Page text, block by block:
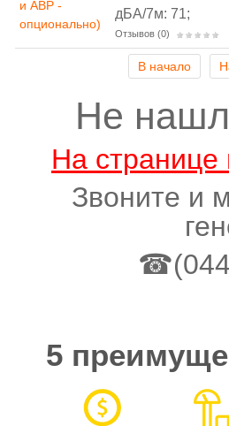
дБА/7м: 71;
Отзывов (0)
В начало
Не
На странице
Звоните и
5